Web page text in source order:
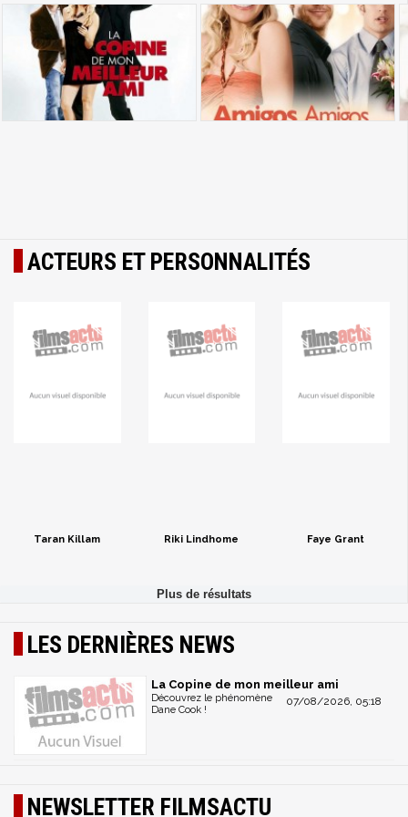
ACTEURS ET PERSONNALITÉS
Taran Killam Riki Lindhome Faye Grant
LES DERNIÈRES NEWS
La Copine de mon meilleur ami
07/08/2026, 05:18
Découvrez le phénomène
Dane Cook !
NEWSLETTER FILMSACTU